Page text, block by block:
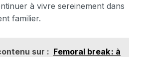
à vivre sereinement dans
familier.
sur : Femoral break : à